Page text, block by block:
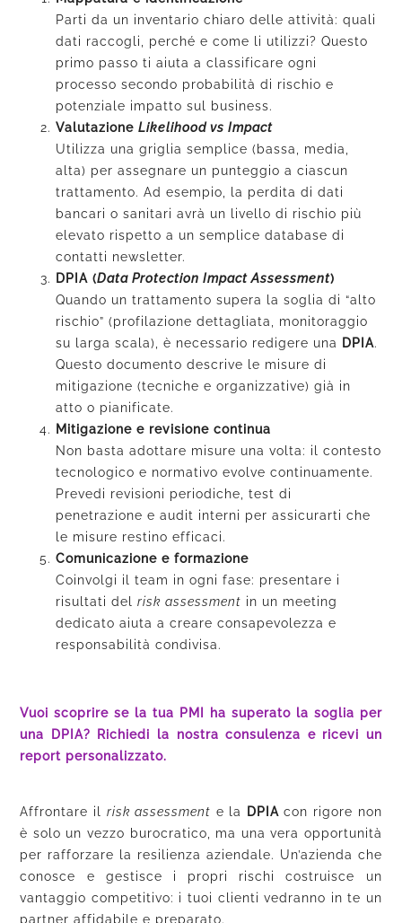
Parti da un inventario chiaro delle attività: quali
dati raccogli, perché e come li utilizzi? Questo
primo passo ti aiuta a classificare ogni
processo secondo probabilità di rischio e
potenziale impatto sul business.
ValutazioneLikelihood vs Impact
Utilizza una griglia semplice (bassa, media,
alta) per assegnare un punteggio a ciascun
trattamento. Ad esempio, la perdita di dati
bancari o sanitari avrà un livello di rischio più
elevato rispetto a un semplice database di
contatti newsletter.
DPIA (Data Protection Impact Assessment)
Quando un trattamento supera la soglia di “alto
rischio” (profilazione dettagliata, monitoraggio
su larga scala), è necessario redigere una
DPIA.
Questo documento descrive le misure di
mitigazione (tecniche e organizzative) già in
atto o pianificate.
Mitigazione e revisione continua
Non basta adottare misure una volta: il contesto
tecnologico e normativo evolve continuamente.
Prevedi revisioni periodiche, test di
penetrazione e audit interni per assicurarti che
le misure restino efficaci.
Comunicazione e formazione
Coinvolgi il team in ogni fase: presentare i
risultati delrisk assessment in un meeting
dedicato aiuta a creare consapevolezza e
responsabilità condivisa.
Vuoi scoprire se la tua PMI ha superato la soglia per
una DPIA? Richiedi la nostra consulenza e ricevi un
report personalizzato.
Affrontare il risk assessment e la DPIA con rigore non
è solo un vezzo burocratico, ma una vera opportunità
per rafforzare la resilienza aziendale. Un’azienda che
conosce e gestisce i propri rischi costruisce un
vantaggio competitivo: i tuoi clienti vedranno in te un
partner affidabile e preparato.